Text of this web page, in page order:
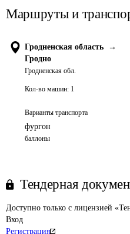
Маршруты и
Гродненская область
→
Гродно
Гродненская обл.
Кол-во машин: 1
Варианты транспорта
фургон
баллоны
Тендерная
Доступно только с лицензией
Вход
Регистрация